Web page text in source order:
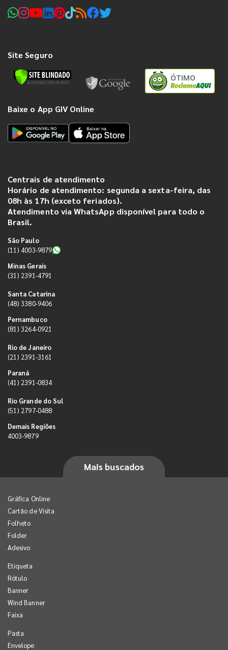
Site Seguro
ÓTIMO
Baixe o App GIV Online
Centrais de atendimento
Horário de atendimento: segunda a sexta-feira, das
08h às 17h (exceto feriados).
Atendimento via WhatsApp disponível para todo o
Brasil.
São Paulo
(11) 4003-9879
Minas Gerais
(31) 2391-4791
Santa Catarina
(48) 3380-9406
Pernambuco
(81) 3264-0921
Rio de Janeiro
(21) 2391-3161
Paraná
(41) 2391-0834
Rio Grande do Sul
(51) 2797-0488
Demais Regiões
4003-9879
Mais buscados
Gráfica Online
Cartão de Visita
Folheto
Folder
Adesivo
Etiqueta
Rótulo
Banner
Wind Banner
Faixa
Pasta
Envelope